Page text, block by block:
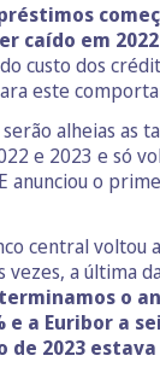
caído em
custo dos
este
alheias as
e 2023 e só
anunciou o
central voltou
a última
terminamos o
e a Euribor a
de 2023 estava